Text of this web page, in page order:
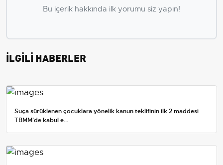
Bu içerik hakkında ilk yorumu siz yapın!
İLGİLİ HABERLER
Suça sürüklenen çocuklara yönelik kanun teklifinin ilk 2 maddesi
TBMM'de kabul e...